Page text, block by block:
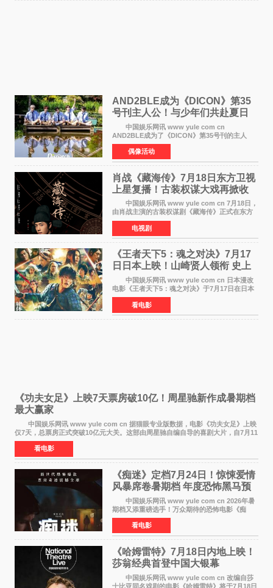
AND2BLE成为《DICON》第35
号刊主人公！与少年们共赴夏日
之约
中国娱乐网讯 www yule com cn
AND2BLE成为了《DICON》第35号刊的主人
公，本期标题为And The Summer。作为出道后
首次担任杂志画报主角的完整体，AND2BLE用清
澈的少年感与全新的夏天相遇了
偶像活动
肖战《藏海传》7月18日东方卫视
上星复播！古装权谋大戏再掀收
视热潮
中国娱乐网讯 www yule com cn 7月18日，
由肖战主演的古装权谋剧《藏海传》正式在东方
卫视上星复播，引发广泛关注。该剧此前已在网
络平台播出，凭借精良制作和紧凑剧情收获不俗
口碑，此次上
电视剧
《王者天下5：魂之对决》7月17
日日本上映！山崎贤人领衔 史上
最大“函谷关防卫战”
中国娱乐网讯 www yule com cn 日本漫改
电影《王者天下5：魂之对决》于7月17日在日本
全国上映。这部由佐藤信介执导、山崎贤人主演
的历史动作片，改编自原泰久同名人气漫画，继
续讲述信和漂
看电影
《功夫女足》上映7天票房破10亿！周星驰新作成暑期档
最大赢家
中国娱乐网讯 www yule com cn 据猫眼专业版数据，电影《功夫女足》上映
仅7天，总票房正式突破10亿元大关。这部由周星驰自编自导的喜剧大片，自7月11
日公映以来便展现出惊人的市场统治力。
看电影
《痴迷》定档7月24日！惊悚爱情
风暴席卷暑期档 年度恐怖黑马预
中国娱乐网讯 www yule com cn 2026年暑
期档又添重磅选手！万众期待的恐怖电影《痴
迷》今日正式官宣定档，将于7月24日登陆内地各
大院线。这部被业内专家誉为新世代爆款恐怖电
影的作品，将为
看电影
《哈姆雷特》7月18日内地上映！
莎翁经典首登中国大银幕
中国娱乐网讯 www yule com cn 改编自莎
士比亚同名戏剧的电影《哈姆雷特》将于7月18日